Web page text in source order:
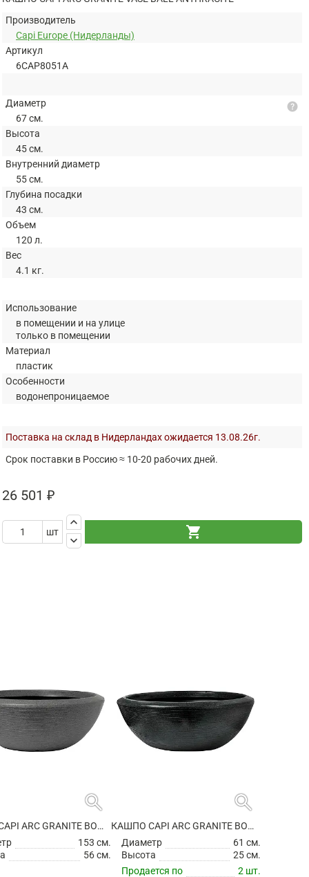
Производитель
Capi Europe (Нидерланды)
Артикул
6CAP8051A
Диаметр
67 см.
Высота
45 см.
Внутренний диаметр
55 см.
Глубина посадки
43 см.
Объем
120 л.
Вес
4.1 кг.
help
Использование
в помещении и на улице
только в помещении
Материал
пластик
Особенности
водонепроницаемое
Поставка на склад в Нидерландах ожидается 13.08.26г.
Срок поставки в Россию ≈ 10-20 рабочих дней.
26 501 ₽
шт
keyboard_arrow_up
keyboard_arrow_down
shopping_cart
search
КАШПО CAPI ARC GRANITE BOWL LOW ANTHRACITE
153 см.
56 см.
search
КАШПО CAPI ARC GRANITE BOWL LOW BLACK
Диаметр
61 см.
Высота
25 см.
Продается по
2 шт.